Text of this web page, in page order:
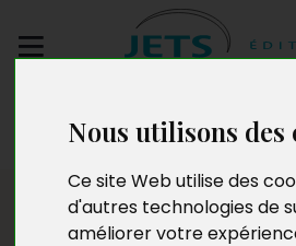
Nous utilisons des
Ce site Web utilise des
d'autres technologies de
améliorer votre
manuscrit
Presse